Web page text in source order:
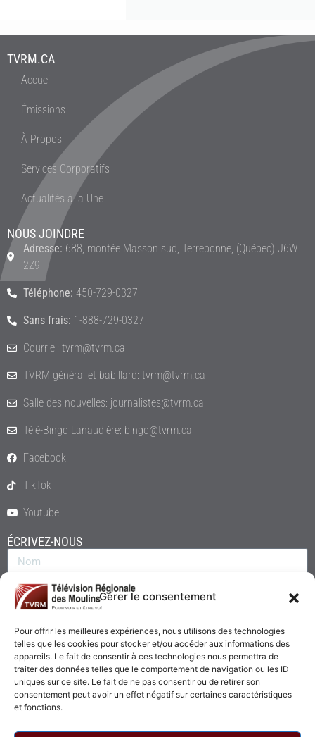
Gérer le consentement
Pour offrir les meilleures expériences, nous utilisons des technologies
telles que les cookies pour stocker et/ou accéder aux informations des
appareils. Le fait de consentir à ces technologies nous permettra de
traiter des données telles que le comportement de navigation ou les ID
uniques sur ce site. Le fait de ne pas consentir ou de retirer son
consentement peut avoir un effet négatif sur certaines caractéristiques
et fonctions.
TVRM.CA
Accueil
Émissions
À Propos
Services Corporatifs
Actualités à la Une
NOUS JOINDRE
Adresse: 688, montée Masson sud, Terrebonne, (Québec) J6W
2Z9
Téléphone: 450-729-0327
Sans frais: 1-888-729-0327
Courriel: tvrm@tvrm.ca
TVRM général et babillard: tvrm@tvrm.ca
Salle des nouvelles: journalistes@tvrm.ca
Télé-Bingo Lanaudière: bingo@tvrm.ca
Facebook
TikTok
Youtube
ÉCRIVEZ-NOUS